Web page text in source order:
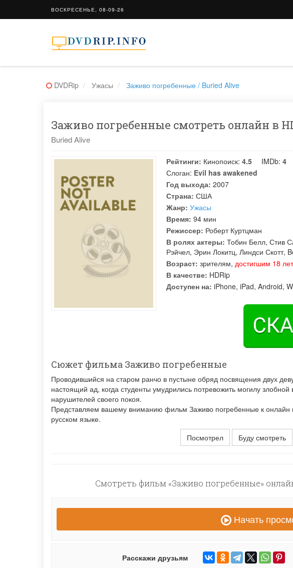
ВОСКРЕСЕНЬЕ, 08-09-26
DVDRip Ужасы Заживо погребенные / Buried Alive
Заживо погребенные смотреть онлайн в
Buried Alive
Рейтинги: Кинопоиск: 4.5 IMDb: 4
Слоган: Evil has awakened
Год выхода: 2007
Страна: США
Жанр: Ужасы
Время: 94 мин
Режиссер: Роберт Куртцман
В ролях актеры: Тобин Белл, Стив
Рэйчел, Эрин Локитц, Линдси Скотт,
Возраст: зрителям, достигшим 18 лет
В качестве: HDRip
Доступен на: iPhone, iPad, Android,
Сюжет фильма Заживо погребенные
Проводившийся на старом ранчо в пустыне обряд посвящения двух
настоящий ад, когда студенты умудрились потревожить могилу
нарушителей своего покоя.
Представляем вашему вниманию фильм Заживо погребенные к онлайн
русском языке.
Посмотрел
Буду смотреть
Смотреть фильм «Заживо погребенные»
Начать
Расскажи друзьям